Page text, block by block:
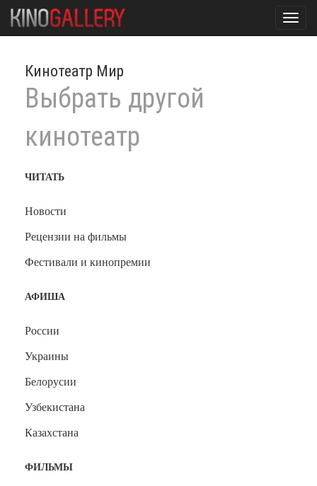
Кинотеатр Мир
Выбрать другой
кинотеатр
ЧИТАТЬ
Новости
Рецензии на фильмы
Фестивали и кинопремии
АФИША
России
Украины
Белорусии
Узбекистана
Казахстана
ФИЛЬМЫ